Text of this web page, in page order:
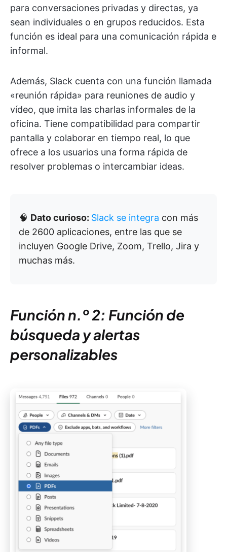
para conversaciones privadas y directas, ya
sean individuales o en grupos reducidos. Esta
función es ideal para una comunicación rápida e
informal.
Además, Slack cuenta con una función llamada
«reunión rápida» para reuniones de audio y
vídeo, que imita las charlas informales de la
oficina. Tiene compatibilidad para compartir
pantalla y colaborar en tiempo real, lo que
ofrece a los usuarios una forma rápida de
resolver problemas o intercambiar ideas.
🧠 Dato curioso: Slack se integra con más
de 2600 aplicaciones, entre las que se
incluyen Google Drive, Zoom, Trello, Jira y
muchas más.
Función n.º 2: Función de
búsqueda y alertas
personalizables